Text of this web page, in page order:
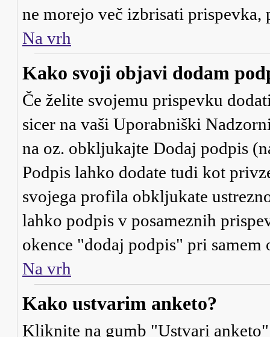
ne morejo več izbrisati prispevka,
Na vrh
Kako svoji objavi dodam
Če želite svojemu prispevku
sicer na vaši Uporabniški
na oz. obkljukajte Dodaj podpis
Podpis lahko dodate tudi kot
svojega profila obkljukate
lahko podpis v posameznih
okence "dodaj podpis" pri samem
Na vrh
Kako ustvarim anketo?
Kliknite na gumb "Ustvari